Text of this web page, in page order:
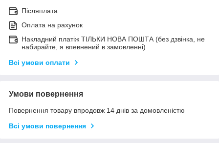
Післяплата
Оплата на рахунок
Накладний платіж ТІЛЬКИ НОВА ПОШТА (без дзвінка, не
набирайте, я впевнений в замовленні)
Всі умови оплати
Умови повернення
Повернення товару впродовж 14 днів за домовленістю
Всі умови повернення